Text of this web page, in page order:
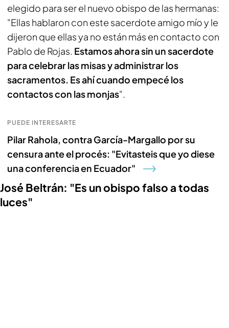
elegido para ser el nuevo obispo de las hermanas:
"Ellas hablaron con este sacerdote amigo mío y le
dijeron que ellas ya no están más en contacto con
Pablo de Rojas. Estamos ahora sin un sacerdote
para celebrar las misas y administrar los
sacramentos. Es ahí cuando empecé los
contactos con las monjas".
PUEDE INTERESARTE
Pilar Rahola, contra García-Margallo por su
censura ante el procés: "Evitasteis que yo diese
una conferencia en Ecuador"
José Beltrán: "Es un obispo falso a todas
luces"